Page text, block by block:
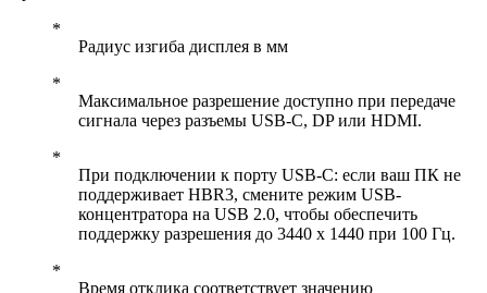
Радиус изгиба дисплея в мм
Максимальное разрешение доступно при передаче
сигнала через разъемы USB-C, DP или HDMI.
При подключении к порту USB-C: если ваш ПК не
поддерживает HBR3, смените режим USB-
концентратора на USB 2.0, чтобы обеспечить
поддержку разрешения до 3440 x 1440 при 100 Гц.
Время отклика соответствует значению